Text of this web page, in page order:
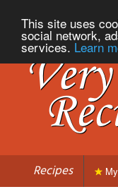
This site uses
social network,
services. Learn
Recipes